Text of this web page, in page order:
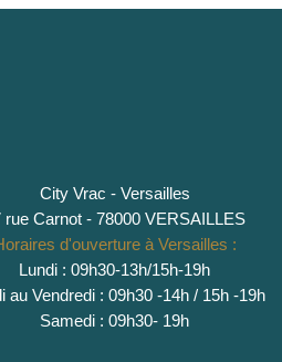
City Vrac - Versailles
rue Carnot - 78000 VERSAILLES
d'ouverture à Versailles :
Lundi : 09h30-13h/15h-19h
au Vendredi : 09h30 -14h / 15h -19h
Samedi : 09h30- 19h